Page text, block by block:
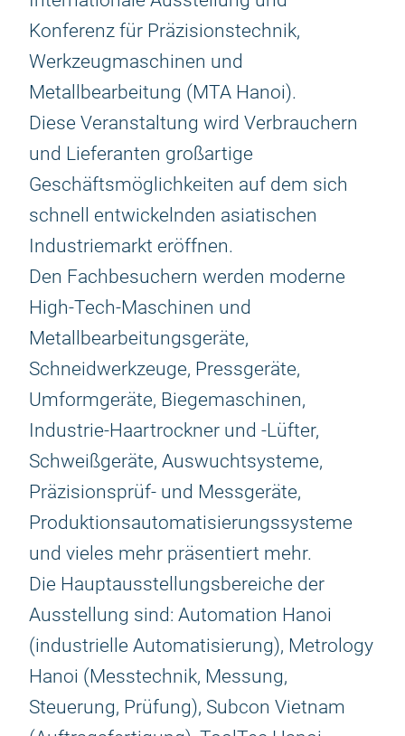
Konferenz für Präzisionstechnik,
Werkzeugmaschinen und
Metallbearbeitung (MTA Hanoi).
Diese Veranstaltung wird Verbrauchern
und Lieferanten großartige
Geschäftsmöglichkeiten auf dem sich
schnell entwickelnden asiatischen
Industriemarkt eröffnen.
Den Fachbesuchern werden moderne
High-Tech-Maschinen und
Metallbearbeitungsgeräte,
Schneidwerkzeuge, Pressgeräte,
Umformgeräte, Biegemaschinen,
Industrie-Haartrockner und -Lüfter,
Schweißgeräte, Auswuchtsysteme,
Präzisionsprüf- und Messgeräte,
Produktionsautomatisierungssysteme
und vieles mehr präsentiert mehr.
Die Hauptausstellungsbereiche der
Ausstellung sind: Automation Hanoi
(industrielle Automatisierung), Metrology
Hanoi (Messtechnik, Messung,
Steuerung, Prüfung), Subcon Vietnam